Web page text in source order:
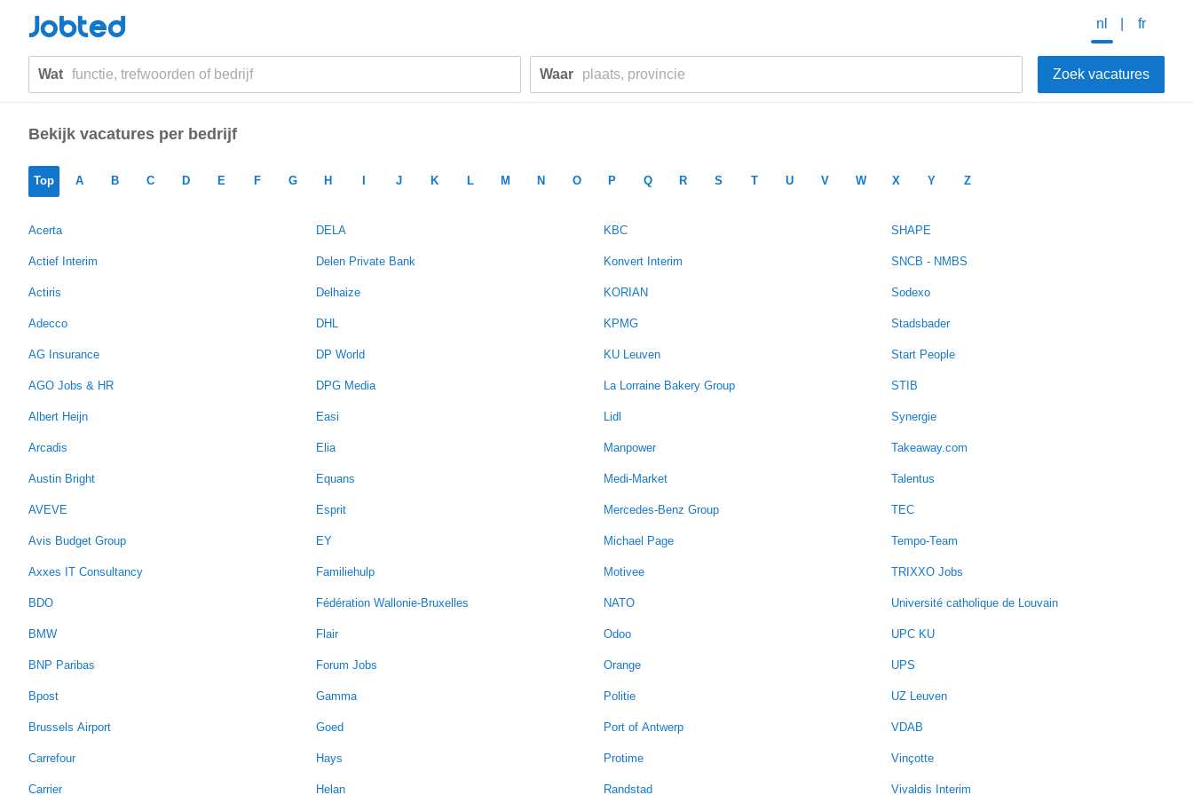
Jobted nl fr
Wat Waar
Bekijk vacatures per bedrijf
Top A B C D E F G H J K L M N O P Q R S T U V W X Y Z
Acerta
Actief Interim
Actiris
Adecco
AG Insurance
AGO Jobs & HR
Albert Heijn
Arcadis
Austin Bright
AVEVE
Avis Budget Group
Axxes IT Consultancy
BDO
BMW
BNP Paribas
Bpost
Brussels Airport
Carrefour
Carrier
DELA
Delen Private Bank
Delhaize
DHL
DP World
DPG Media
Easi
Elia
Equans
Esprit
EY
Familiehulp
Fédération Wallonie-Bruxelles
Flair
Forum Jobs
Gamma
Goed
Hays
Helan
KBC
Konvert Interim
KORIAN
KPMG
KU Leuven
La Lorraine Bakery Group
Lidl
Manpower
Medi-Market
Mercedes-Benz Group
Michael Page
Motivee
NATO
Odoo
Orange
Politie
Port of Antwerp
Protime
Randstad
SHAPE
SNCB - NMBS
Sodexo
Stadsbader
Start People
STIB
Synergie
Takeaway.com
Talentus
TEC
Tempo-Team
TRIXXO Jobs
Université catholique de Louvain
UPC KU
UPS
UZ Leuven
VDAB
Vinçotte
Vivaldis Interim